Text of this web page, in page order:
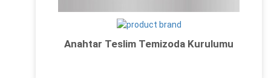
Anahtar Teslim Temizoda Kurulumu